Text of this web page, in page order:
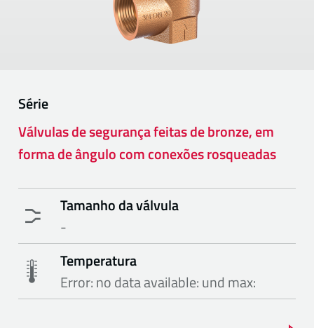
Série
Válvulas de segurança feitas de bronze, em
forma de ângulo com conexões rosqueadas
Tamanho da válvula
-
Temperatura
Error: no data available: und max: